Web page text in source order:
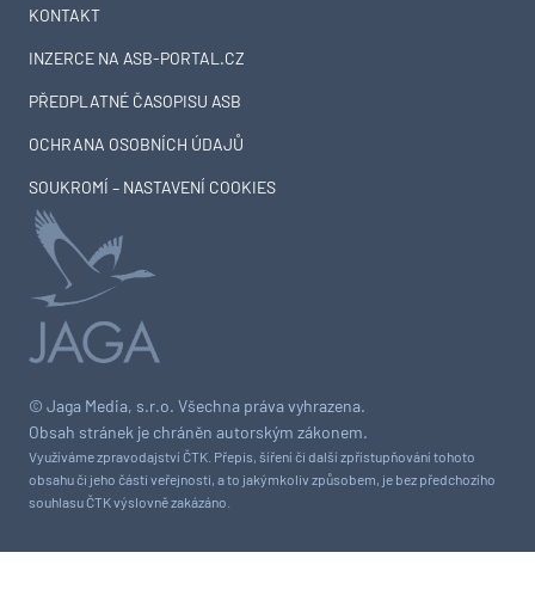
© Jaga Media, s.r.o. Všechna práva vyhrazena.
Obsah stránek je chráněn autorským zákonem.
Využíváme zpravodajství ČTK. Přepis, šíření či další zpřístupňování tohoto
obsahu či jeho části veřejnosti, a to jakýmkoliv způsobem, je bez předchozího
souhlasu ČTK výslovně zakázáno.
KONTAKT
INZERCE NA ASB-PORTAL.CZ
PŘEDPLATNÉ ČASOPISU ASB
OCHRANA OSOBNÍCH ÚDAJŮ
SOUKROMÍ – NASTAVENÍ COOKIES